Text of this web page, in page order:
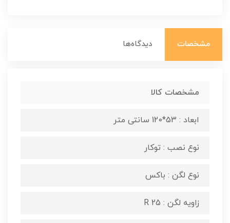
مشخصات دیدگاه‌ها
مشخصات کالا
ابعاد : 53*120 سانتی متر
نوع نصب : توکار
نوع لگن : باکس
زاویه لگن : R 25